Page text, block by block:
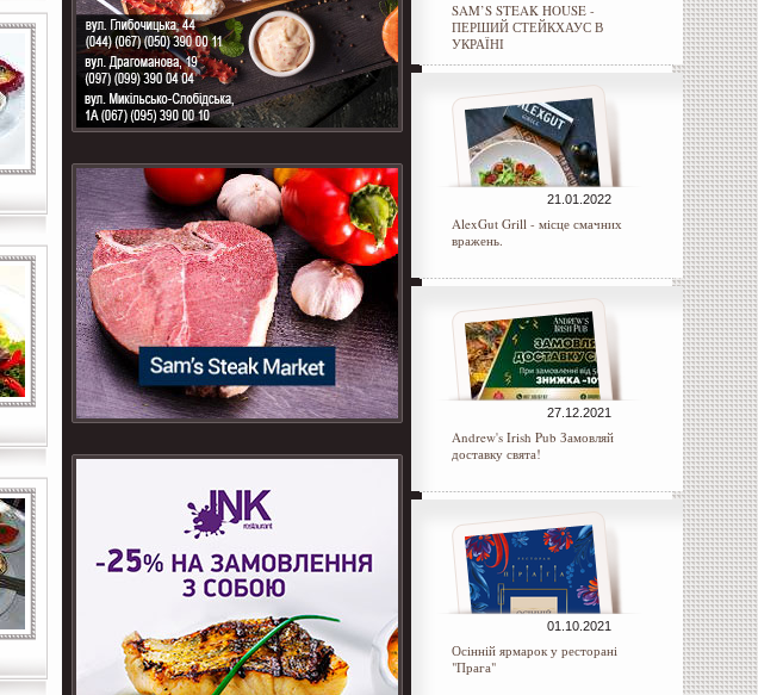
SAM’S STEAK HOUSE -
ПЕРШИЙ СТЕЙКХАУС В
УКРАЇНІ
21.01.2022
AlexGut Grill - місце смачних
вражень.
27.12.2021
Andrew's Irish Pub Замовляй
доставку свята!
01.10.2021
Осінній ярмарок у ресторані
"Прага"